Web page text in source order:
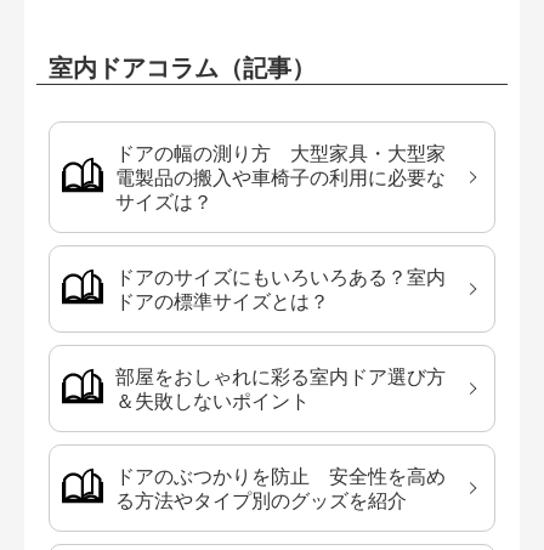
室内ドアコラム（記事）
ドアの幅の測り方 大型家具・大型家
電製品の搬入や車椅子の利用に必要な
サイズは？
ドアのサイズにもいろいろある？室内
ドアの標準サイズとは？
部屋をおしゃれに彩る室内ドア選び方
＆失敗しないポイント
ドアのぶつかりを防止 安全性を高め
る方法やタイプ別のグッズを紹介